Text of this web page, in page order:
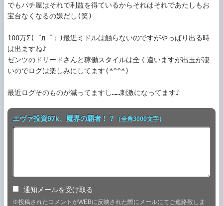
でもパチ屋はそれで利益を得ているからそれはそれであたしもお
宝台なくなるの嫌だし(笑)
100万Σ(゜д゜；)最近ミドルは触らないのですがやっぱり出る時
は出ますね♪
ゼンツのドリードさんと稼働スタイルは全く違いますが出玉が凄
いのでログは楽しみにしてます(*^^*)
エヴァ投資97k、魔界の覇者！？ （全角3000文字）
通知メールを受け取る
※投稿されたコメントがWEBに反映された際にメールにてご連絡致しま